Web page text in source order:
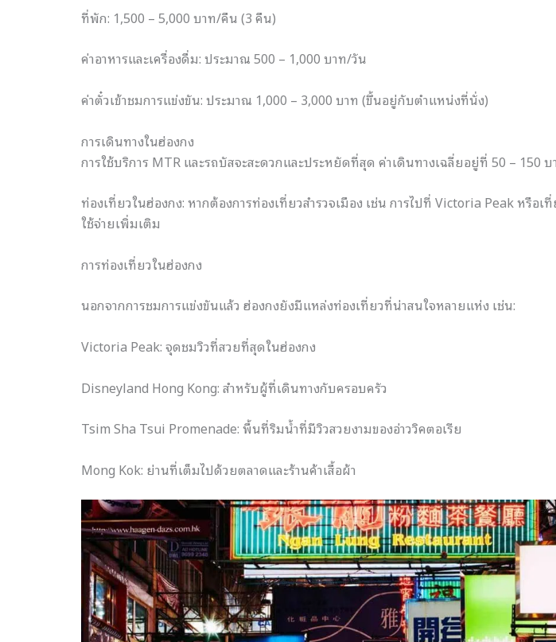
ที่พัก: 1,500 – 5,000 บาท/คืน (3 คืน)
ค่าอาหารและเครื่องดื่ม: ประมาณ 500 – 1,000 บาท/วัน
ค่าตั๋วเข้าชมการแข่งขัน: ประมาณ 1,000 – 3,000 บาท (ขึ้นอยู่กับตำแหน่งที่นั่ง)
การเดินทางในฮ่องกง
การใช้บริการ MTR และรถบัสจะสะดวกและประหยัดที่สุด ค่าเดินทางเฉลี่ยอยู่ที่ 50 – 150
ท่องเที่ยวในฮ่องกง: หากต้องการท่องเที่ยวสำรวจเมือง เช่น การไปที่ Victoria Peak หรือเ
ใช้จ่ายเพิ่มเติม
การท่องเที่ยวในฮ่องกง
นอกจากการชมการแข่งขันแล้ว ฮ่องกงยังมีแหล่งท่องเที่ยวที่น่าสนใจหลายแห่ง เช่น:
Victoria Peak: จุดชมวิวที่สวยที่สุดในฮ่องกง
Disneyland Hong Kong: สำหรับผู้ที่เดินทางกับครอบครัว
Tsim Sha Tsui Promenade: พื้นที่ริมน้ำที่มีวิวสวยงามของอ่าววิคตอเรีย
Mong Kok: ย่านที่เต็มไปด้วยตลาดและร้านค้าเสื้อผ้า